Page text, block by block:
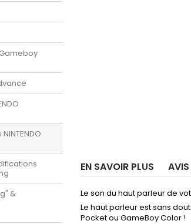
&
EN SAVOIR PLUS AVIS
Le son du haut parleur de
Le haut parleur est sans
Pocket ou GameBoy Color !